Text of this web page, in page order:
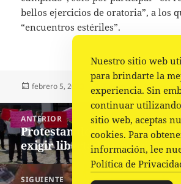
bellos ejercicios de oratoria”, a los
“encuentros estériles”.
Publicado
febrero 5, 2023 Autor
Fuente Categorías
Nacional ,
Navegación
de
entradas
ANTERIOR
Entrada
anterior:
Protestan de nuevo
exigir libertad de sus
SIGUIENTE
Nuestro sitio web
para brindarte la
experiencia. Sin
continuar
sitio web, aceptas
cookies. Para
información, lee
Política de